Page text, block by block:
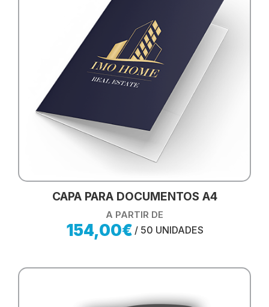
CAPA PARA DOCUMENTOS A4​
A PARTIR DE
154,00€ / 50 UNIDADES